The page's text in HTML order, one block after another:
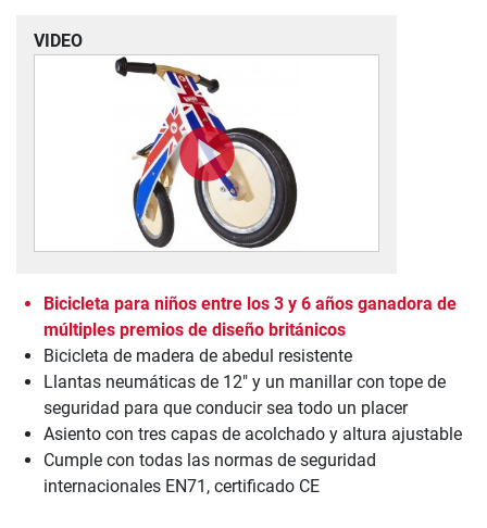
VIDEO
Bicicleta para niños entre los 3 y 6 años ganadora de
múltiples premios de diseño británicos
Bicicleta de madera de abedul resistente
Llantas neumáticas de 12" y un manillar con tope de
seguridad para que conducir sea todo un placer
Asiento con tres capas de acolchado y altura ajustable
Cumple con todas las normas de seguridad
internacionales EN71, certificado CE